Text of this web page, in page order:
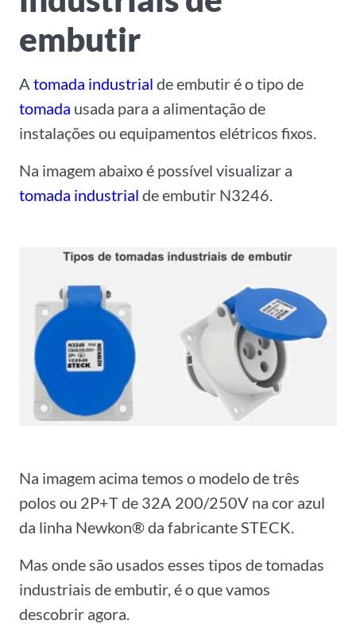
embutir
A tomada industrial de embutir é o tipo de
tomada usada para a alimentação de
instalações ou equipamentos elétricos fixos.
Na imagem abaixo é possível visualizar a
tomada industrial de embutir N3246.
Na imagem acima temos o modelo de três
polos ou 2P+T de 32A 200/250V na cor azul
da linha Newkon® da fabricante STECK.
Mas onde são usados esses tipos de tomadas
industriais de embutir, é o que vamos
descobrir agora.